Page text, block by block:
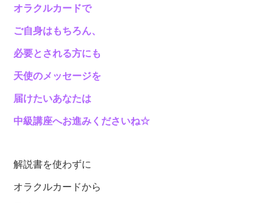
オラクルカードで
ご自身はもちろん、
必要とされる方にも
天使のメッセージを
届けたいあなたは
中級講座へお進みくださいね☆
解説書を使わずに
オラクルカードから